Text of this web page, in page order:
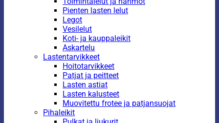
Pienten lasten lelut
Legot
Vesilelut
Koti- ja kauppaleikit
Askartelu
Lastentarvikkeet
Hoitotarvikkeet
Patjat ja peitteet
Lasten astiat
Lasten kalusteet
Muovitettu frotee ja patjansuojat
Pihaleikit